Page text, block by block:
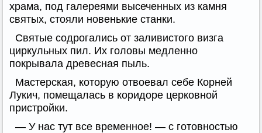
храма, под галереями высеченных из камня
святых, стояли новенькие станки.
Святые содрогались от заливистого визга
циркульных пил. Их головы медленно
покрывала древесная пыль.
Мастерская, которую отвоевал себе Корней
Лукич, помещалась в коридоре церковной
пристройки.
— У нас тут все временное! — с готовностью